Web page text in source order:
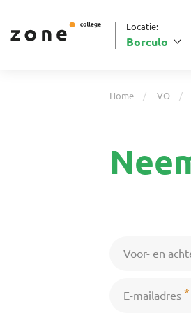
Locatie:
Borculo
Home VO
Voor- en
E-mailadres *